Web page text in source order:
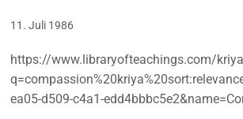
11. Juli 1986
https://www.libraryofteachings.com/
ea05-d509-c4a1-